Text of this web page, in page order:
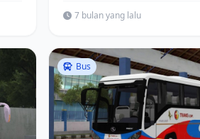
7 bulan yang lalu
Bus